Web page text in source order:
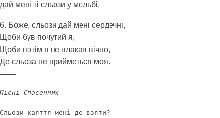
дай мені ті сльози у мольбі.
6. Боже, сльози дай мені сердечні,
Щоби був почутий я,
Щоби потім я не плакав вічно,
Де сльоза не прийметься моя.
——
Пiснi Спасенних
Сльози каяття менi де взяти?